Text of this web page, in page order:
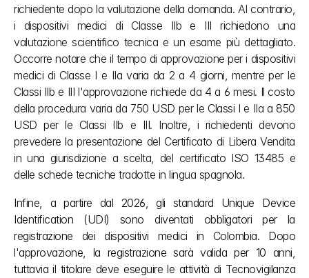
richiedente dopo la valutazione della domanda. Al contrario,
i dispositivi medici di Classe IIb e III richiedono una
valutazione scientifico tecnica e un esame più dettagliato.
Occorre notare che il tempo di approvazione per i dispositivi
medici di Classe I e IIa varia da 2 a 4 giorni, mentre per le
Classi IIb e III l'approvazione richiede da 4 a 6 mesi. Il costo
della procedura varia da 750 USD per le Classi I e IIa a 850
USD per le Classi IIb e III. Inoltre, i richiedenti devono
prevedere la presentazione del Certificato di Libera Vendita
in una giurisdizione a scelta, del certificato ISO 13485 e
delle schede tecniche tradotte in lingua spagnola.
Infine, a partire dal 2026, gli standard Unique Device
Identification (UDI) sono diventati obbligatori per la
registrazione dei dispositivi medici in Colombia. Dopo
l'approvazione, la registrazione sarà valida per 10 anni,
tuttavia il titolare deve eseguire le attività di Tecnovigilanza